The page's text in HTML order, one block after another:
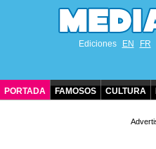
Ediciones EN FR
PORTADA FAMOSOS CULTURA